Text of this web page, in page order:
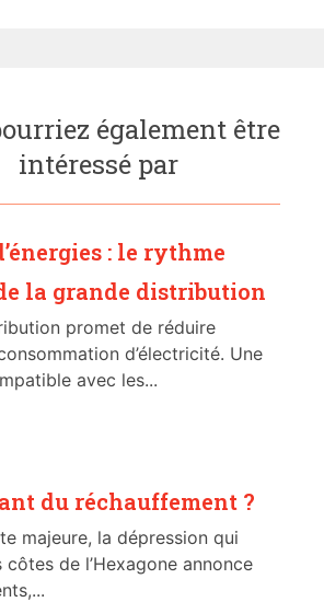
également être
intéressé par
: le rythme
la grande distribution
promet de réduire
d’électricité. Une
avec les...
du réchauffement ?
majeure, la dépression qui
côtes de l’Hexagone annonce